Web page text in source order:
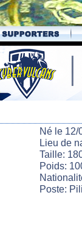
Né le 12/
Lieu de
Taille:
Poids:
Poste: